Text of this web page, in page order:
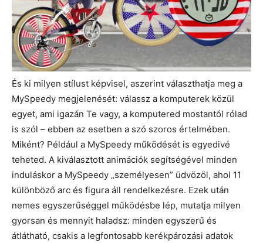
És ki milyen stílust képvisel, aszerint választhatja meg a
MySpeedy megjelenését: válassz a komputerek közül
egyet, ami igazán Te vagy, a komputered mostantól rólad
is szól – ebben az esetben a szó szoros értelmében.
Miként? Például a MySpeedy működését is egyedivé
teheted. A kiválasztott animációk segítségével minden
induláskor a MySpeedy „személyesen” üdvözöl, ahol 11
különböző arc és figura áll rendelkezésre. Ezek után
nemes egyszerűséggel működésbe lép, mutatja milyen
gyorsan és mennyit haladsz: minden egyszerű és
átlátható, csakis a legfontosabb kerékpározási adatok